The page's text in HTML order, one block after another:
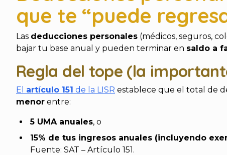
que te “puede
Las deducciones personales (médicos, seguros,
bajar tu base anual y pueden terminar en saldo a
Regla del tope (la
El artículo 151 de la LISR establece que el total de
menor entre:
5 UMA anuales, o
15% de tus ingresos anuales (incluyendo
Fuente: SAT – Artículo 151.